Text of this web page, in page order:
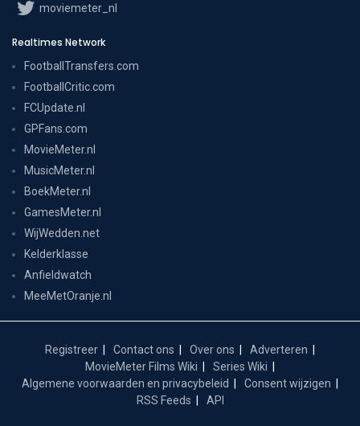
moviemeter_nl
Realtimes Network
FootballTransfers.com
FootballCritic.com
FCUpdate.nl
GPFans.com
MovieMeter.nl
MusicMeter.nl
BoekMeter.nl
GamesMeter.nl
WijWedden.net
Kelderklasse
Anfieldwatch
MeeMetOranje.nl
Registreer Contact ons Over ons
Adverteren
MovieMeter Films Wiki
Series Wiki
Algemene voorwaarden en privacybeleid
Consent wijzigen
RSS Feeds
API